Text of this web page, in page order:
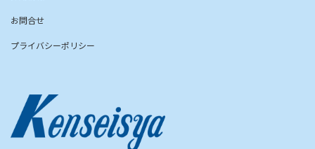
お問合せ
プライバシーポリシー